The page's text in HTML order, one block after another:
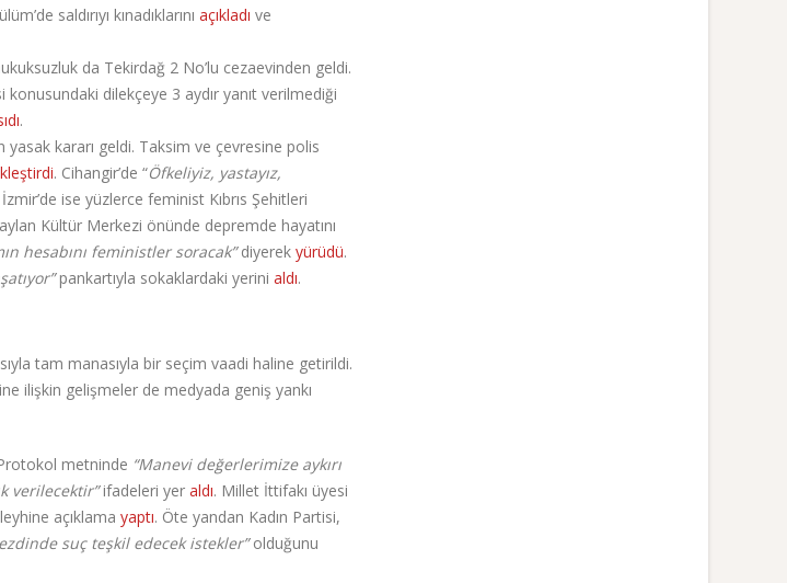
saldırıyı kınadıklarını açıkladı ve
da Tekirdağ 2 No’lu cezaevinden geldi.
konusundaki dilekçeye 3 aydır yanıt verilmediği
.
kararı geldi. Taksim ve çevresine polis
. Cihangir’de “Öfkeliyiz, yastayız,
İzmir’de ise yüzlerce feminist Kıbrıs Şehitleri
Kültür Merkezi önünde depremde hayatını
hesabını feministler soracak”diyerek yürüdü.
pankartıyla sokaklardaki yerini aldı.
tam manasıyla bir seçim vaadi haline getirildi.
ilişkin gelişmeler de medyada geniş yankı
metninde “Manevi değerlerimize aykırı
verilecektir”ifadeleri yer aldı. Millet İttifakı üyesi
açıklama yaptı. Öte yandan Kadın Partisi,
suç teşkil edecek istekler”olduğunu